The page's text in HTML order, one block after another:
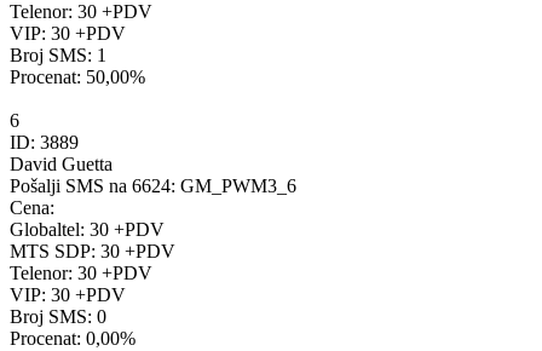
Telenor: 30 +PDV
VIP: 30 +PDV
Broj SMS: 1
Procenat: 50,00%
6
ID: 3889
David Guetta
Pošalji SMS na 6624: GM_PWM3_6
Cena:
Globaltel: 30 +PDV
MTS SDP: 30 +PDV
Telenor: 30 +PDV
VIP: 30 +PDV
Broj SMS: 0
Procenat: 0,00%